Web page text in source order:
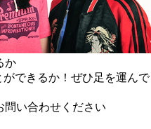
か
できるか！ぜひ足を運んで
い合わせください